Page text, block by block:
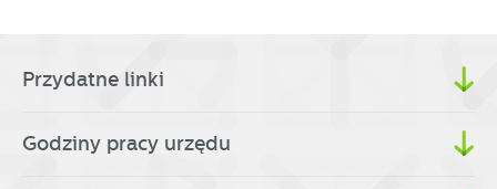
Przydatne linki
Godziny pracy urzędu